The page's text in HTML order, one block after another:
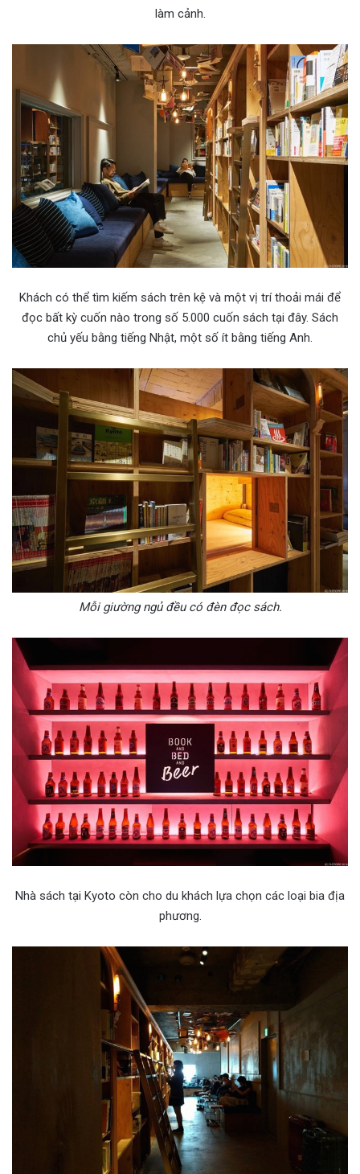
làm cảnh.
Khách có thể tìm kiếm sách trên kệ và một vị trí thoải mái để
đọc bất kỳ cuốn nào trong số 5.000 cuốn sách tại đây. Sách
chủ yếu bằng tiếng Nhật, một số ít bằng tiếng Anh.
Mỗi giường ngủ đều có đèn đọc sách.
Nhà sách tại Kyoto còn cho du khách lựa chọn các loại bia địa
phương.